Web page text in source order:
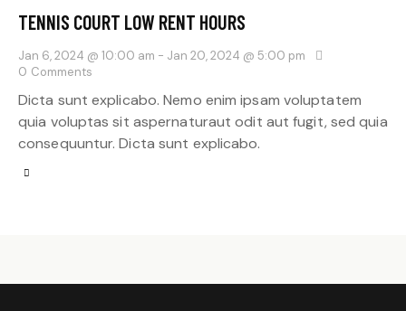
TENNIS COURT LOW RENT HOURS
Jan 6, 2024 @ 10:00 am - Jan 20, 2024 @ 5:00 pm
0 Comments
Dicta sunt explicabo. Nemo enim ipsam voluptatem
quia voluptas sit aspernaturaut odit aut fugit, sed quia
consequuntur. Dicta sunt explicabo.